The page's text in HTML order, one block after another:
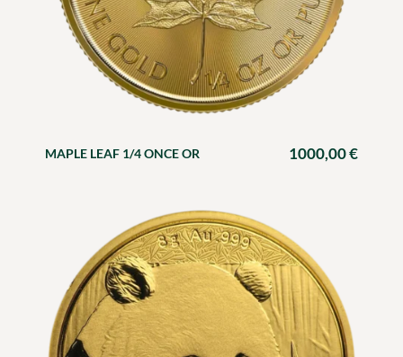
MAPLE LEAF 1/4 ONCE OR 1000,00€